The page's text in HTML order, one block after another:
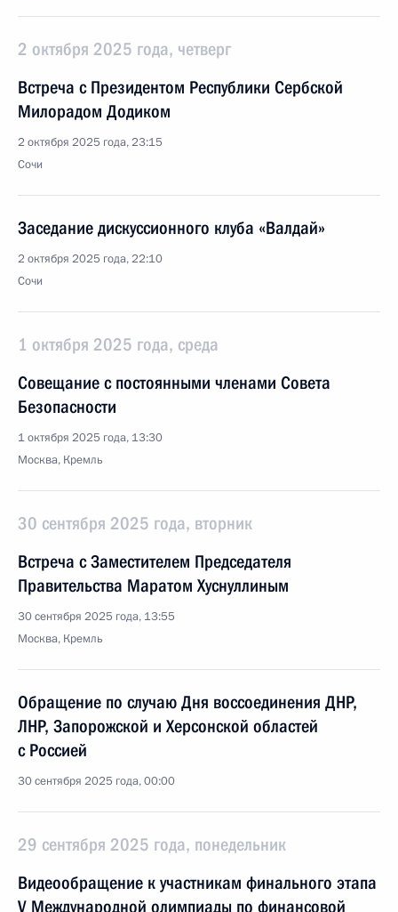
2 октября 2025 года, четверг
Встреча с Президентом Республики Сербской
Милорадом Додиком
2 октября 2025 года, 23:15
Сочи
Заседание дискуссионного клуба «Валдай»
2 октября 2025 года, 22:10
Сочи
1 октября 2025 года, среда
Совещание с постоянными членами Совета
Безопасности
1 октября 2025 года, 13:30
Москва, Кремль
30 сентября 2025 года, вторник
Встреча с Заместителем Председателя
Правительства Маратом Хуснуллиным
30 сентября 2025 года, 13:55
Москва, Кремль
Обращение по случаю Дня воссоединения ДНР,
ЛНР, Запорожской и Херсонской областей
с Россией
30 сентября 2025 года, 00:00
29 сентября 2025 года, понедельник
Видеообращение к участникам финального этапа
V Международной олимпиады по финансовой